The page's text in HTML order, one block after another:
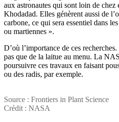
aux astronautes qui sont loin de
Khodadad. Elles génèrent aussi de
carbone, ce qui sera essentiel dans
ou martiennes ».
D’où l’importance de ces
pas que de la laitue au menu. La
poursuivre ces travaux en faisant
ou des radis, par exemple.
Source : Frontiers in Plant Science
Crédit : NASA